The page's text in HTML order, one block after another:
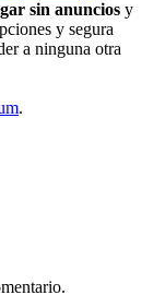
sin anuncios y
y segura
a ninguna otra
.